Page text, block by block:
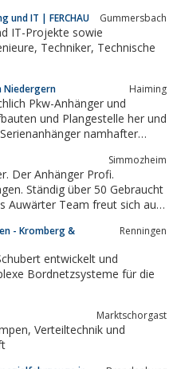
und IT | FERCHAU Gummersbach
IT-Projekte sowie
Niedergern Haiming
Pkw-Anhänger und
namhafter
Simmozheim
Der Anhänger Profi.
Ständig über 50 Gebraucht
Auwärter Team freut sich auf
- Kromberg &
Renningen
entwickelt und
Bordnetz­systeme für die
Marktschorgast